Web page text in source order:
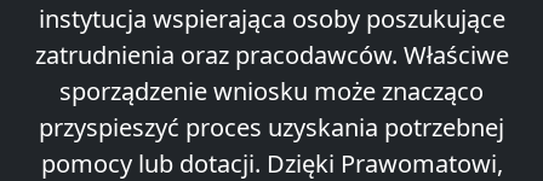
instytucja wspierająca osoby poszukujące
zatrudnienia oraz pracodawców. Właściwe
sporządzenie wniosku może znacząco
przyspieszyć proces uzyskania potrzebnej
pomocy lub dotacji. Dzięki Prawomatowi,